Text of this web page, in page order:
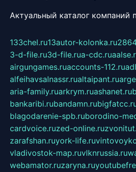
Актуальный каталог компаний
133chel.ru13autor-kolonka.ru
3-d-file.ru3d-file.rua-cdc.ru
airgungames.ruaccounts-112.ru
alfeihavsalnassr.rualtaipant.ru
aria-family.ruarkrym.ruashanet.ru
bankaribi.rubandamn.ru
blagodarenie-spb.ruborodino-
cardvoice.ruzed-online.ru
zarafshan.ruyork-life.ru
vladivostok-map.ruvlknrussia.ru
webamator.ruzaryna.ru